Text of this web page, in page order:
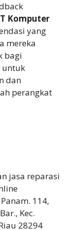
Komputer
yang
mereka
bagi
untuk
dan
perangkat
jasa reparasi
114,
Kec.
28294